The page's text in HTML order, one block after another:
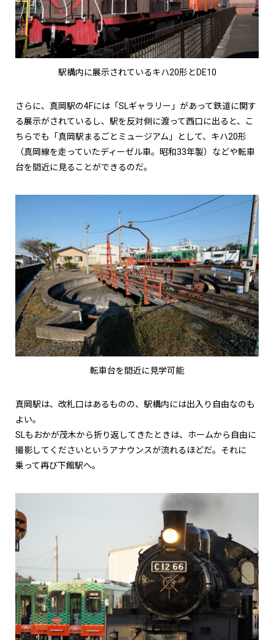
駅構内に展示されているキハ20形とDE10
さらに、真岡駅の4Fには「SLギャラリー」があって鉄道に関す
る展示がされているし、駅を反対側に渡って西口に出ると、こ
ちらでも「真岡駅まるごとミュージアム」として、キハ20形
（真岡線を走っていたディーゼル車。昭和33年製）などや転車
台を間近に見ることができるのだ。
転車台を間近に見学可能
真岡駅は、改札口はあるものの、駅構内には出入り自由なのも
よい。
SLもおかが茂木から折り返してきたときは、ホームから自由に
撮影してくださいというアナウンスが流れるほどだ。それに
乗って再び下館駅へ。